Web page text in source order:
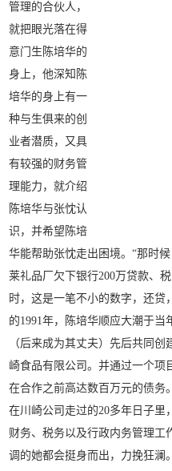
管理的合伙人，
就把眼光落在得
意门生陈培华的
身上，他深知陈
培华的身上有一
种与生俱来的创
业者潜质，又具
有较强的财务管
理能力，就介绍
陈培华与张忱认
识，并希望陈培
华能帮助张忱走出困境。“那时
莱礼品厂欠下银行200万贷款、
时，这是一笔不小的数字，还贷
的1991年，陈培华顺应大潮于
（后来成为其丈夫）先后共同创
崎食品有限公司。并通过一个项
在合作之前高达数百万元的债务。
在川崎公司走过的20多年日子里
财务、税务以及行政内务管理工
调的她都会挺身而出，力挽狂澜